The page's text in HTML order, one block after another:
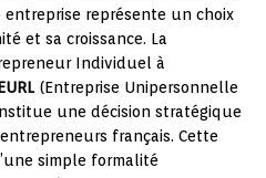
entreprise représente un choix
et sa croissance. La
Individuel à
(Entreprise Unipersonnelle
une décision stratégique
français. Cette
simple formalité